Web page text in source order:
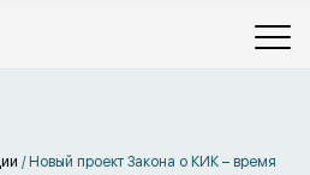
/ Новый проект Закона о КИК – время